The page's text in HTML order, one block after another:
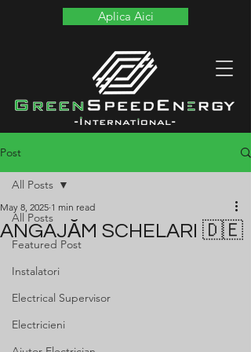
Aplica Aici
Post
All Posts
Featured Post
Instalatori
Electrical Supervisor
Electricieni
All Posts
ANGAJĂM SCHELARI 🇩🇪
May 8, 2025 1 min read